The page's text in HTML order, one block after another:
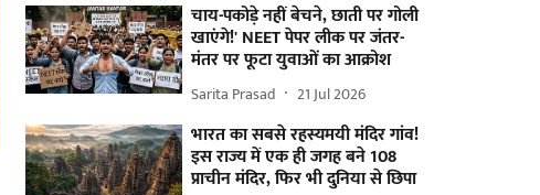
चाय-पकोड़े नहीं बेचने, छाती पर गोली
खाएंगे!' NEET पेपर लीक पर जंतर-
मंतर पर फूटा युवाओं का आक्रोश
Sarita Prasad 21 Jul 2026
भारत का सबसे रहस्यमयी मंदिर गांव!
इस राज्य में एक ही जगह बने 108
प्राचीन मंदिर, फिर भी दुनिया से छिपा